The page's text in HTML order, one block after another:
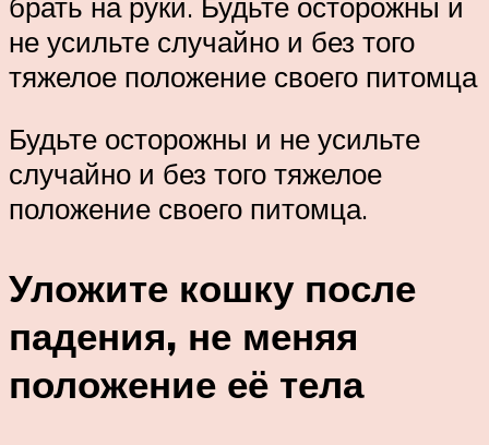
не усильте случайно и без того
тяжелое положение своего питомца
Будьте осторожны и не усильте
случайно и без того тяжелое
положение своего питомца.
Уложите кошку после
падения, не меняя
положение её тела